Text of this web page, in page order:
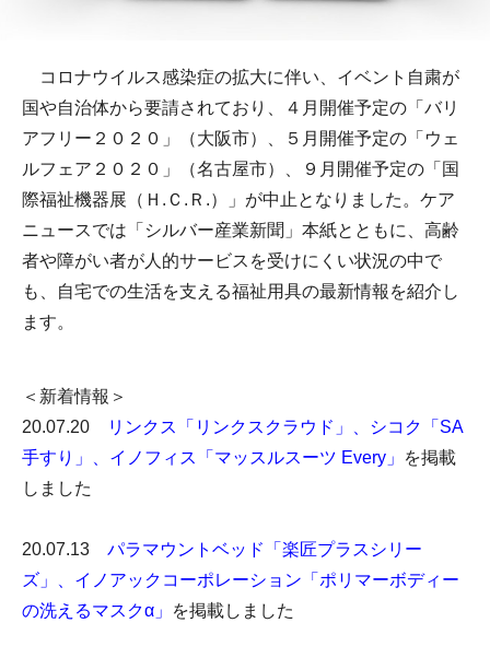
コロナウイルス感染症の拡大に伴い、イベント自粛が
国や自治体から要請されており、４月開催予定の「バリ
アフリー２０２０」（大阪市）、５月開催予定の「ウェ
ルフェア２０２０」（名古屋市）、９月開催予定の「国
際福祉機器展（Ｈ.Ｃ.Ｒ.）」が中止となりました。ケア
ニュースでは「シルバー産業新聞」本紙とともに、高齢
者や障がい者が人的サービスを受けにくい状況の中で
も、自宅での生活を支える福祉用具の最新情報を紹介し
ます。
＜新着情報＞
20.07.20
リンクス「リンクスクラウド」 、
シコク「SA
手すり」
、 イノフィス「マッスルスーツ Every」
を掲載
しました
20.07.13
パラマウントベッド「楽匠プラスシリー
ズ」
、 イノアックコーポレーション「ポリマーボディー
の洗えるマスクα」
を掲載しました